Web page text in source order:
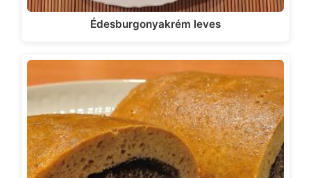
Édesburgonyakrém leves